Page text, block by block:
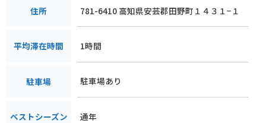
住所 781-6410 高知県安芸郡田野町１４３１−１
平均滞在時間 1時間
駐車場 駐車場あり
ベストシーズン 通年